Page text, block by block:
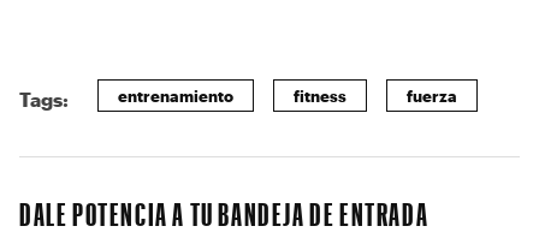
Tags: entrenamiento fitness fuerza
DALE POTENCIA A TU BANDEJA DE ENTRADA